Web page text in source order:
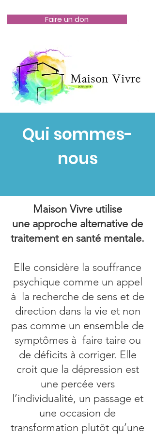
Faire un don
Qui sommes-
nous
Maison Vivre utilise
une approche alternative de
traitementen santé mentale.
Elle considère la souffrance
psychique comme un appel
à la recherche de sens et de
direction dans la vie et non
pas comme un ensemble de
symptômes à faire taire ou
de déficits à corriger. Elle
croit que la dépression est
une percée vers
l’individualité, un passage et
une occasion de
transformation plutôt qu’une